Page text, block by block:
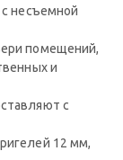
несъемной
помещений,
и
с
12 мм,